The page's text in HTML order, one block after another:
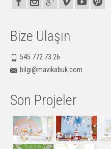
Bize Ulaşın
545 772 73 26
bilgi@mavikabuk.com
Son Projeler